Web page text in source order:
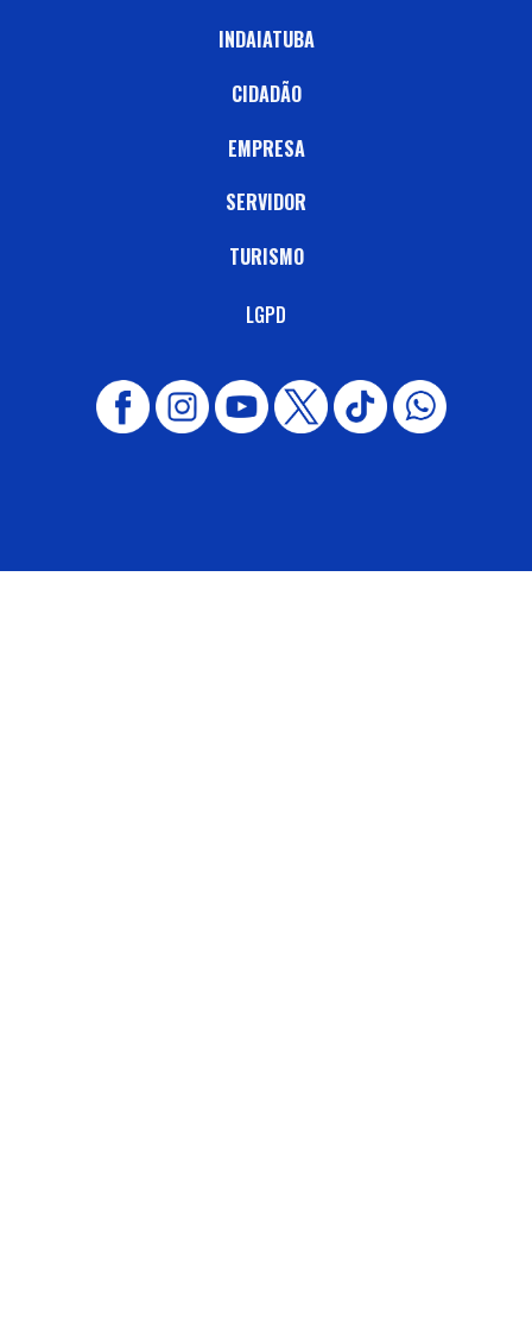
INDAIATUBA
CIDADÃO
EMPRESA
SERVIDOR
TURISMO
LGPD